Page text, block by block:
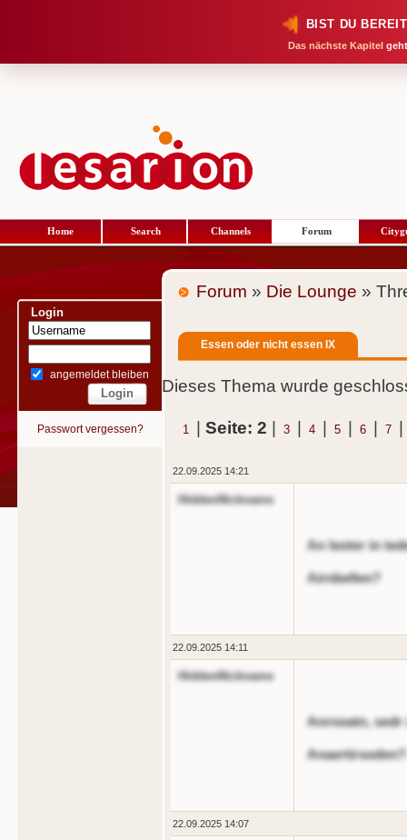
BIST DU
Das nächste Kapitel
Home Search Channels Forum
Login
angemeldet bleiben
Passwort vergessen?
Forum » Die Lounge »
Essen oder nicht essen IX
Dieses Thema wurde
1 | Seite: 2 | 3 | 4 | 5 | 6 | 7 |
22.09.2025 14:21
HiddenNickname
An leoter in
Airnbellen?
22.09.2025 14:11
HiddenNickname
Anrnoatn, sedr
Anaertirsoden?
22.09.2025 14:07